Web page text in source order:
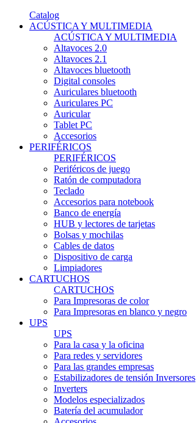
Catalog
ACÚSTICA Y MULTIMEDIA
ACÚSTICA Y MULTIMEDIA
Altavoces 2.0
Altavoces 2.1
Altavoces bluetooth
Digital consoles
Auriculares bluetooth
Auriculares PC
Auricular
Tablet PC
Accesorios
PERIFÉRICOS
PERIFÉRICOS
Periféricos de juego
Ratón de computadora
Teclado
Accesorios para notebook
Banco de energía
HUB y lectores de tarjetas
Bolsas y mochilas
Cables de datos
Dispositivo de carga
Limpiadores
CARTUCHOS
CARTUCHOS
Para Impresoras de color
Para Impresoras en blanco y negro
UPS
UPS
Para la casa y la oficina
Para redes y servidores
Para las grandes empresas
Estabilizadores de tensión Inversores
Inverters
Modelos especializados
Batería del acumulador